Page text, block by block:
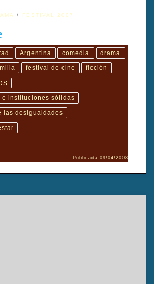
FESTIVAL 2007
Argentina comedia drama
festival de cine ficción
e instituciones sólidas
las desigualdades
Publicada09/04/2008